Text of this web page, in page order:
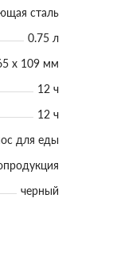
сталь
0.75 л
х 109 мм
12 ч
12 ч
для еды
черный